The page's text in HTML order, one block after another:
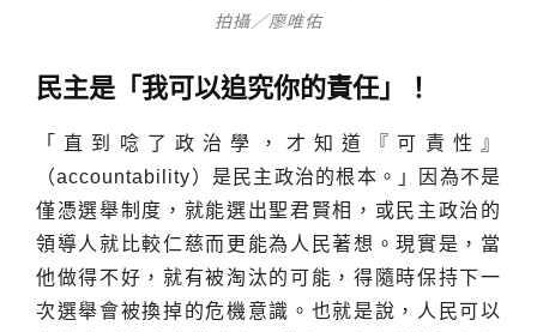
拍攝／廖唯佑
民主是 「 我可以追究你的責任」！
「直到唸了政治學，才知道『可責性』
（accountability）是民主政治的根本。」因為不是
僅憑選舉制度，就能選出聖君賢相，或民主政治的
領導人就比較仁慈而更能為人民著想。現實是，當
他做得不好，就有被淘汰的可能，得隨時保持下一
次選舉會被換掉的危機意識。也就是說，人民可以